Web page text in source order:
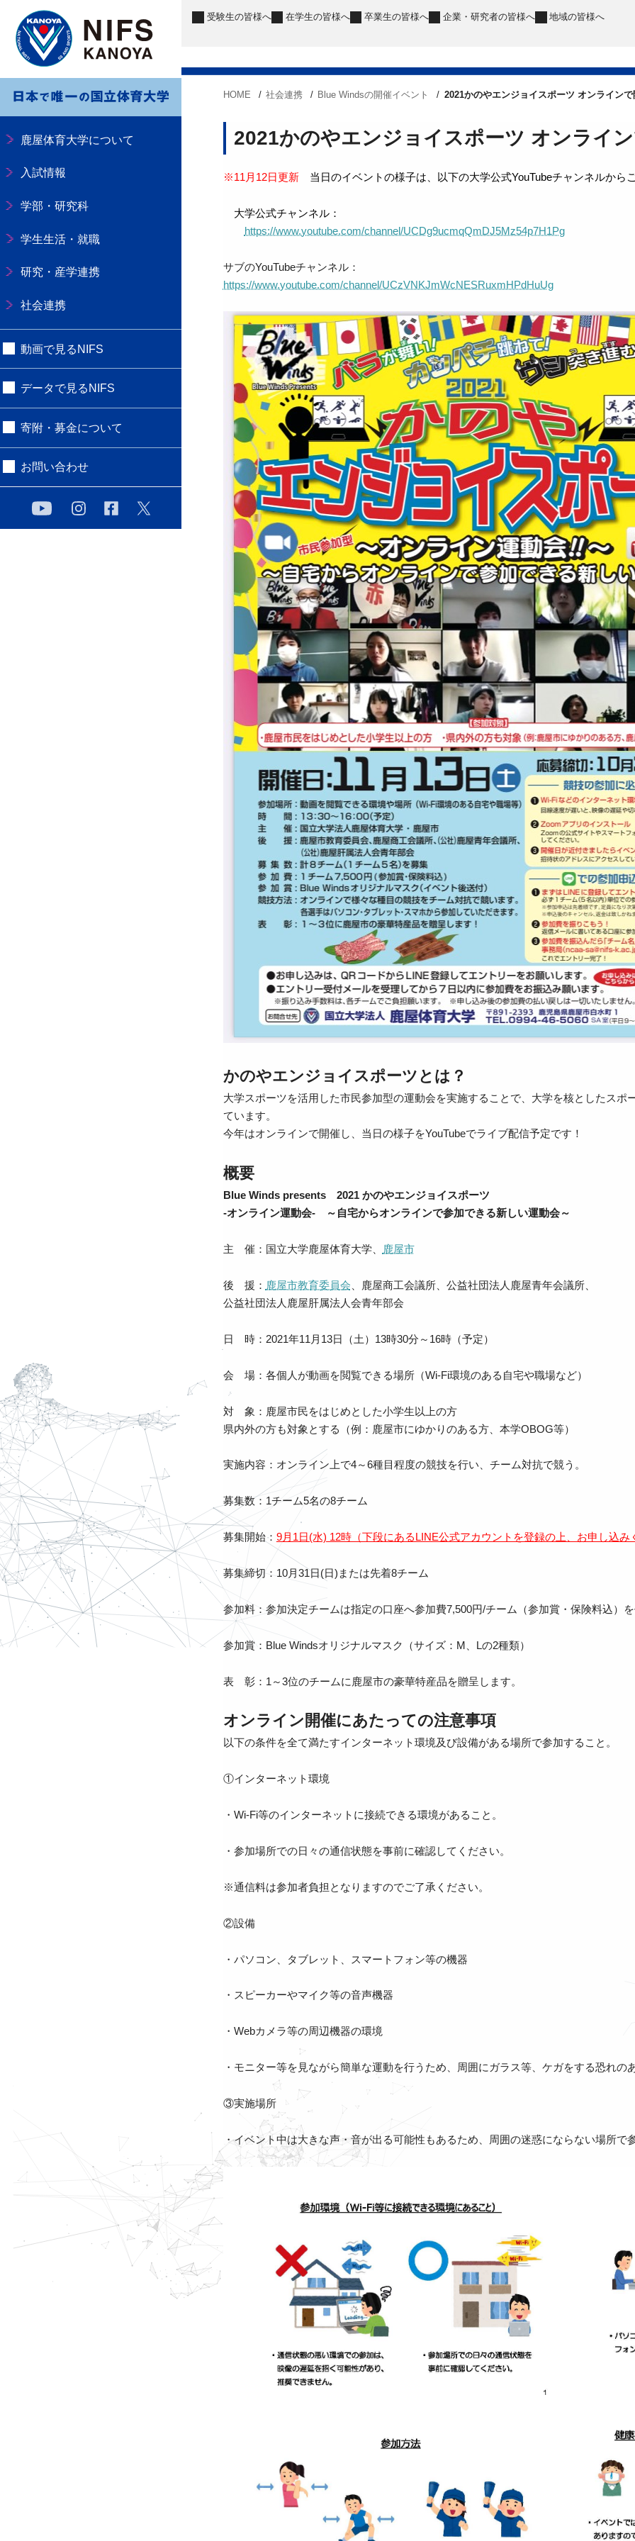
鹿屋体育大学について
入試情報
学部・研究科
学生生活・就職
研究・産学連携
社会連携
動画で見るNIFS
データで見るNIFS
寄附・募金について
お問い合わせ
受験生の皆様へ 在学生の皆様へ 卒業生の皆様へ 企業・研究者の皆様へ 地域の皆様へ
HOME 社会連携 Blue Windsの開催イベント 2021かのやエンジョイスポーツ オンラインで
2021かのやエンジョイスポーツ オンライン
※11月12日更新当日のイベントの様子は、以下の大学公式YouTubeチャンネルからご
大学公式チャンネル：
https://www.youtube.com/channel/UCDg9ucmqQmDJ5Mz54p7H1Pg
サブのYouTubeチャンネル：
https://www.youtube.com/channel/UCzVNKJmWcNESRuxmHPdHuUg
かのやエンジョイスポーツとは？
大学スポーツを活用した市民参加型の運動会を実施することで、大学を核としたス
ています。
今年はオンラインで開催し、当日の様子をYouTubeでライブ配信予定です！
概要
Blue Winds presents 2021 かのやエンジョイスポーツ
-オンライン運動会- ～自宅からオンラインで参加できる新しい運動会～
主 催：国立大学鹿屋体育大学、 鹿屋市
後 援： 鹿屋市教育委員会 、鹿屋商工会議所、公益社団法人鹿屋青年会議所、
公益社団法人鹿屋肝属法人会青年部会
日 時：2021年11月13日（土）13時30分～16時（予定）
会 場：各個人が動画を閲覧できる場所（Wi-Fi環境のある自宅や職場など）
対 象：鹿屋市民をはじめとした小学生以上の方
県内外の方も対象とする（例：鹿屋市にゆかりのある方、本学OBOG等）
実施内容：オンライン上で4～6種目程度の競技を行い、チーム対抗で競う。
募集数：1チーム5名の8チーム
募集開始： 9月1日(水) 12時（下段にあるLINE公式アカウントを登録の上、お申し込み
募集締切：10月31日(日)または先着8チーム
参加料：参加決定チームは指定の口座へ参加費7,500円/チーム（参加賞・保険料込）
参加賞：Blue Windsオリジナルマスク（サイズ：M、Lの2種類）
表 彰：1～3位のチームに鹿屋市の豪華特産品を贈呈します。
オンライン開催にあたっての注意事項
以下の条件を全て満たすインターネット環境及び設備がある場所で参加すること。
①インターネット環境
・Wi-Fi等のインターネットに接続できる環境があること。
・参加場所での日々の通信状態を事前に確認してください。
※通信料は参加者負担となりますのでご了承ください。
②設備
・パソコン、タブレット、スマートフォン等の機器
・スピーカーやマイク等の音声機器
・Webカメラ等の周辺機器の環境
・モニター等を見ながら簡単な運動を行うため、周囲にガラス等、ケガをする恐れの
③実施場所
・イベント中は大きな声・音が出る可能性もあるため、周囲の迷惑にならない場所で